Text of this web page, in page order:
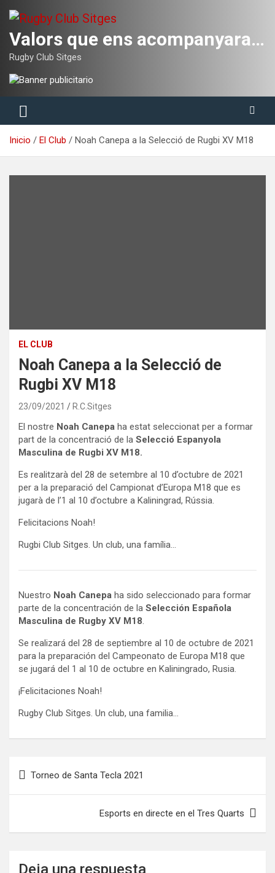
contenido
Valors que ens acompanyaran tota la vida
Rugby Club Sitges
Inicio El Club Noah Canepa a la Selecció de Rugbi XV M18
EL CLUB
Noah Canepa a la Selecció de
Rugbi XV M18
23/09/2021 R.C.Sitges
El nostre Noah Canepa ha estat seleccionat per a formar
part de la concentració de la Selecció Espanyola
Masculina de Rugbi XV M18.
Es realitzarà del 28 de setembre al 10 d’octubre de 2021
per a la preparació del Campionat d’Europa M18 que es
jugarà de l’1 al 10 d’octubre a Kaliningrad, Rússia.
Felicitacions Noah!
Rugbi Club Sitges. Un club, una família…
Nuestro Noah Canepa ha sido seleccionado para formar
parte de la concentración de la Selección Española
Masculina de Rugby XV M18.
Se realizará del 28 de septiembre al 10 de octubre de 2021
para la preparación del Campeonato de Europa M18 que
se jugará del 1 al 10 de octubre en Kaliningrado, Rusia.
¡Felicitaciones Noah!
Rugby Club Sitges. Un club, una familia…
Torneo de Santa Tecla 2021
Esports en directe en el Tres Quarts
Deja una respuesta